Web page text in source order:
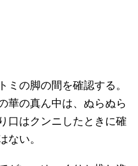
ミの脚の間を確認する。
華の真ん中は、ぬらぬら
口はクンニしたときに確
ない。